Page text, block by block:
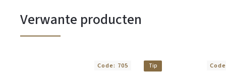
Verwante producten
Code: 705 Tip